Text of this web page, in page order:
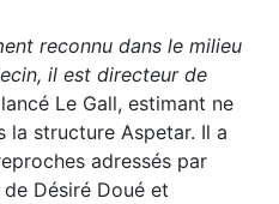
reconnu dans le milieu
il est directeur de
Le Gall, estimant ne
la structure Aspetar. Il a
adressés par
Désiré Doué et